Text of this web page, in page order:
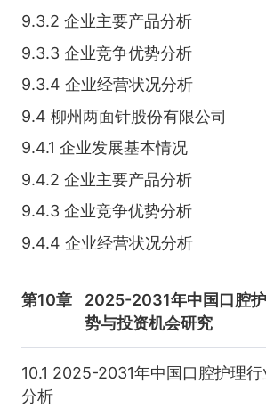
9.3.2 企业主要产品分析
9.3.3 企业竞争优势分析
9.3.4 企业经营状况分析
9.4 柳州两面针股份有限公司
9.4.1 企业发展基本情况
9.4.2 企业主要产品分析
9.4.3 企业竞争优势分析
9.4.4 企业经营状况分析
第10章
2025-2031年中国口腔
势与投资机会研究
10.1 2025-2031年中国口腔护理
分析